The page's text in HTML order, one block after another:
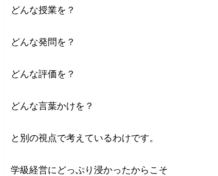
どんな授業を？
どんな発問を？
どんな評価を？
どんな言葉かけを？
と別の視点で考えているわけです。
学級経営にどっぷり浸かったからこそ